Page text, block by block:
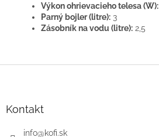
Výkon ohrievacieho telesa (W):
Parný bojler (litre): 3
Zásobník na vodu (litre): 2,5
Kontakt
info@kofi.sk